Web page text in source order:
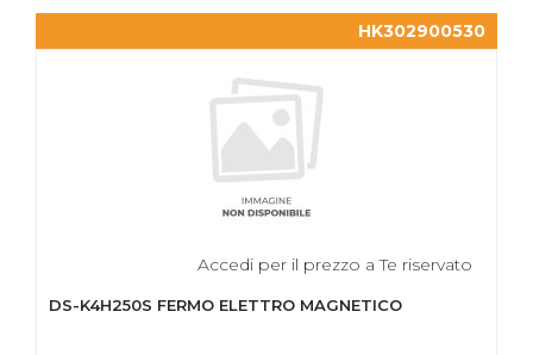
HK302900530
Accedi per il prezzo a Te riservato
DS-K4H250S FERMO ELETTRO MAGNETICO